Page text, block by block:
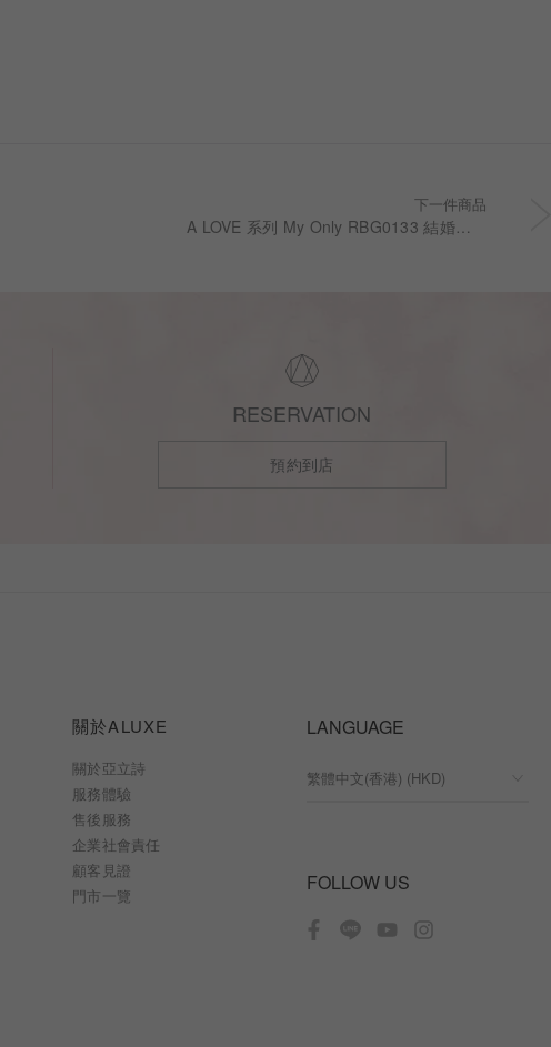
下一件商品
RESERVATION
預約到店
關於ALUXE
關於亞立詩
服務體驗
售後服務
企業社會責任
顧客見證
門市一覽
LANGUAGE
FOLLOW US